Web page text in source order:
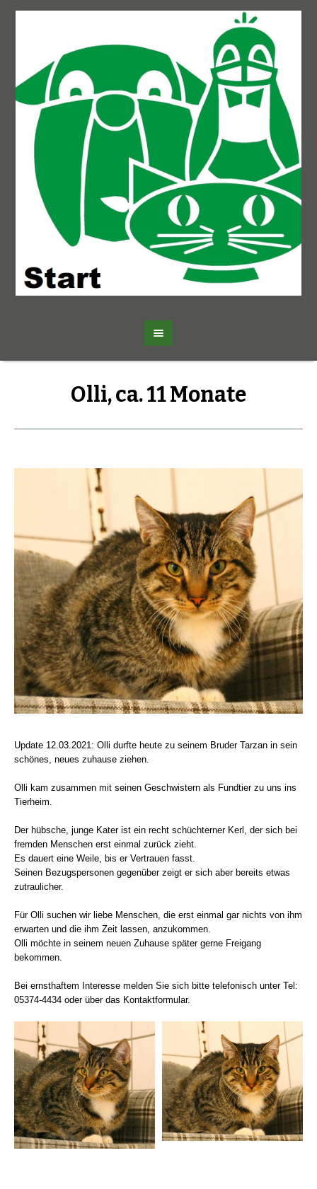
Olli, ca. 11 Monate
Update 12.03.2021: Olli durfte heute zu seinem Bruder Tarzan in sein
schönes, neues zuhause ziehen.
Olli kam zusammen mit seinen Geschwistern als Fundtier zu uns ins
Tierheim.
Der hübsche, junge Kater ist ein recht schüchterner Kerl, der sich bei
fremden Menschen erst einmal zurück zieht.
Es dauert eine Weile, bis er Vertrauen fasst.
Seinen Bezugspersonen gegenüber zeigt er sich aber bereits etwas
zutraulicher.
Für Olli suchen wir liebe Menschen, die erst einmal gar nichts von ihm
erwarten und die ihm Zeit lassen, anzukommen.
Olli möchte in seinem neuen Zuhause später gerne Freigang
bekommen.
Bei ernsthaftem Interesse melden Sie sich bitte telefonisch unter Tel:
05374-4434 oder über das Kontaktformular.